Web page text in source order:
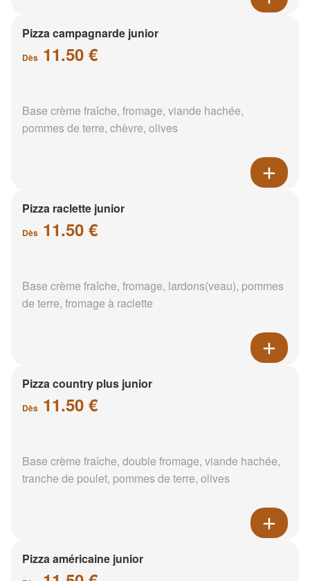
Pizza campagnarde junior
Dès 11.50 €
Base crème fraîche, fromage, viande hachée,
pommes de terre, chèvre, olives
Pizza raclette junior
Dès 11.50 €
Base crème fraîche, fromage, lardons(veau), pommes
de terre, fromage à raclette
Pizza country plus junior
Dès 11.50 €
Base crème fraîche, double fromage, viande hachée,
tranche de poulet, pommes de terre, olives
Pizza américaine junior